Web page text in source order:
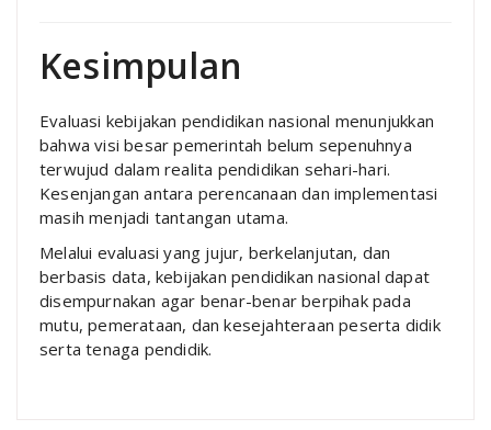
Kesimpulan
Evaluasi kebijakan pendidikan nasional menunjukkan
bahwa visi besar pemerintah belum sepenuhnya
terwujud dalam realita pendidikan sehari-hari.
Kesenjangan antara perencanaan dan implementasi
masih menjadi tantangan utama.
Melalui evaluasi yang jujur, berkelanjutan, dan
berbasis data, kebijakan pendidikan nasional dapat
disempurnakan agar benar-benar berpihak pada
mutu, pemerataan, dan kesejahteraan peserta didik
serta tenaga pendidik.